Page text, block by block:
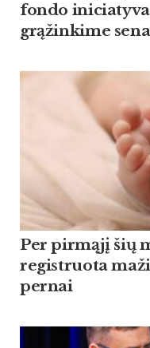
fondo
grąžinkime
Per pirmąjį šių
registruota
pernai